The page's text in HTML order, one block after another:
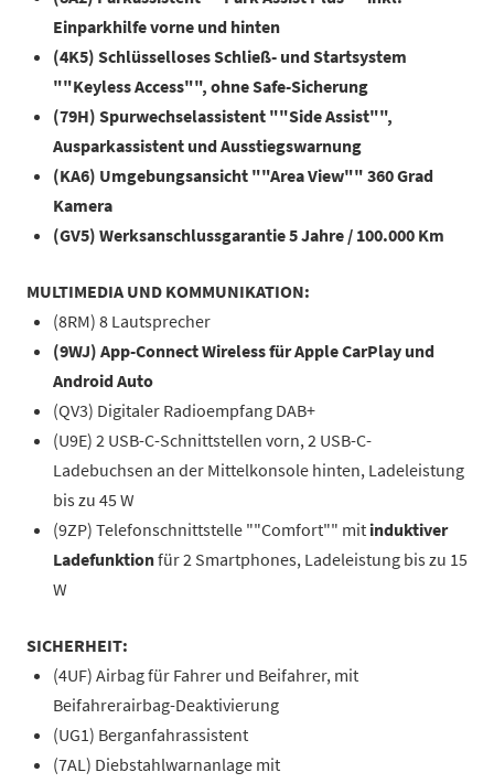
Einparkhilfe vorne und hinten
(4K5) Schlüsselloses Schließ- und Startsystem
""Keyless Access"", ohne Safe-Sicherung
(79H) Spurwechselassistent ""Side Assist"",
Ausparkassistent und Ausstiegswarnung
(KA6) Umgebungsansicht ""Area View"" 360 Grad
Kamera
(GV5) Werksanschlussgarantie 5 Jahre / 100.000 Km
MULTIMEDIA UND KOMMUNIKATION:
(8RM) 8 Lautsprecher
(9WJ) App-Connect Wireless für Apple CarPlay und
Android Auto
(QV3) Digitaler Radioempfang DAB+
(U9E) 2 USB-C-Schnittstellen vorn, 2 USB-C-
Ladebuchsen an der Mittelkonsole hinten, Ladeleistung
bis zu 45 W
(9ZP) Telefonschnittstelle ""Comfort"" mit induktiver
Ladefunktionfür 2 Smartphones, Ladeleistung bis zu 15
W
SICHERHEIT:
(4UF) Airbag für Fahrer und Beifahrer, mit
Beifahrerairbag-Deaktivierung
(UG1) Berganfahrassistent
(7AL) Diebstahlwarnanlage mit